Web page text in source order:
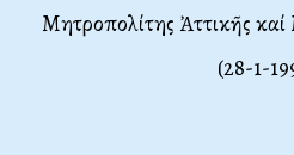
Μητροπολίτης Ἀττικῆς
(28-1-